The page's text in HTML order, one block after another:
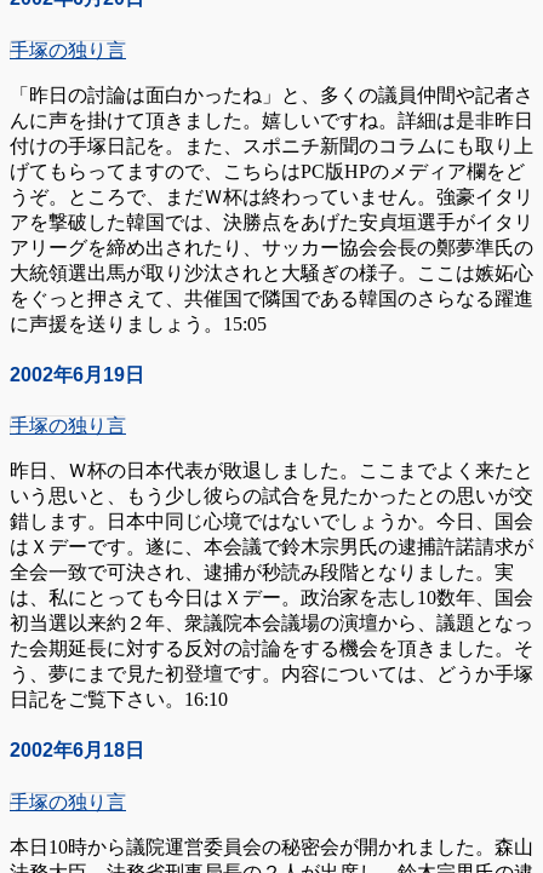
手塚の独り言
「昨日の討論は面白かったね」と、多くの議員仲間や記者さ
んに声を掛けて頂きました。嬉しいですね。詳細は是非昨日
付けの手塚日記を。また、スポニチ新聞のコラムにも取り上
げてもらってますので、こちらはPC版HPのメディア欄をど
うぞ。ところで、まだＷ杯は終わっていません。強豪イタリ
アを撃破した韓国では、決勝点をあげた安貞垣選手がイタリ
アリーグを締め出されたり、サッカー協会会長の鄭夢準氏の
大統領選出馬が取り沙汰されと大騒ぎの様子。ここは嫉妬心
をぐっと押さえて、共催国で隣国である韓国のさらなる躍進
に声援を送りましょう。15:05
2002年6月19日
手塚の独り言
昨日、Ｗ杯の日本代表が敗退しました。ここまでよく来たと
いう思いと、もう少し彼らの試合を見たかったとの思いが交
錯します。日本中同じ心境ではないでしょうか。今日、国会
はＸデーです。遂に、本会議で鈴木宗男氏の逮捕許諾請求が
全会一致で可決され、逮捕が秒読み段階となりました。実
は、私にとっても今日はＸデー。政治家を志し10数年、国会
初当選以来約２年、衆議院本会議場の演壇から、議題となっ
た会期延長に対する反対の討論をする機会を頂きました。そ
う、夢にまで見た初登壇です。内容については、どうか手塚
日記をご覧下さい。16:10
2002年6月18日
手塚の独り言
本日10時から議院運営委員会の秘密会が開かれました。森山